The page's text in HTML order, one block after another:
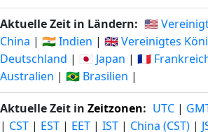
Aktuelle Zeit in Ländern: 🇺🇸
China | 🇮🇳 Indien | 🇬🇧 Vereinigtes
Deutschland | 🇯🇵 Japan | 🇫🇷
Australien | 🇧🇷 Brasilien |
Aktuelle Zeit in Zeitzonen: UTC |
| CST | EST | EET | IST | China (CST) |